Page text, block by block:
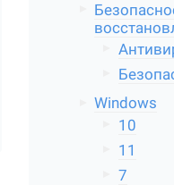
Windows
10
11
7